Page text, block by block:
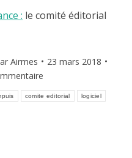
: le comité éditorial
Airmes
23 mars 2018
comite editorial logiciel